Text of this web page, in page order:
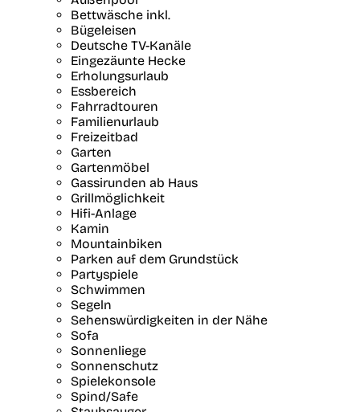
Bettwäsche inkl.
Bügeleisen
Deutsche TV-Kanäle
Eingezäunte Hecke
Erholungsurlaub
Essbereich
Fahrradtouren
Familienurlaub
Freizeitbad
Garten
Gartenmöbel
Gassirunden ab Haus
Grillmöglichkeit
Hifi-Anlage
Kamin
Mountainbiken
Parken auf dem Grundstück
Partyspiele
Schwimmen
Segeln
Sehenswürdigkeiten in der Nähe
Sofa
Sonnenliege
Sonnenschutz
Spielekonsole
Spind/Safe